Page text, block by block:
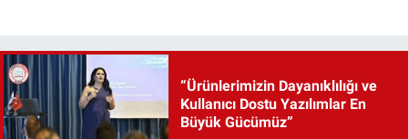
“Ürünlerimizin Dayanıklılığı ve
Kullanıcı Dostu Yazılımlar En
Büyük Gücümüz”